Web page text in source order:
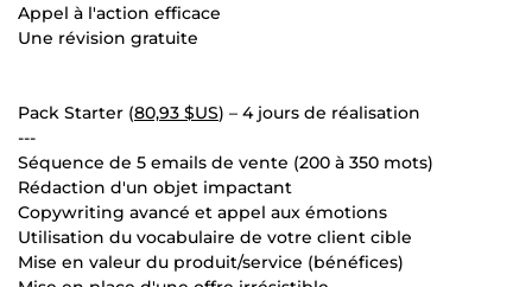
Appel à l'action efficace
Une révision gratuite
Pack Starter (80,93 $US) – 4 jours de réalisation
---
Séquence de 5 emails de vente (200 à 350 mots)
Rédaction d'un objet impactant
Copywriting avancé et appel aux émotions
Utilisation du vocabulaire de votre client cible
Mise en valeur du produit/service (bénéfices)